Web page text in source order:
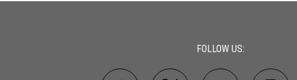
FOLLOW US: